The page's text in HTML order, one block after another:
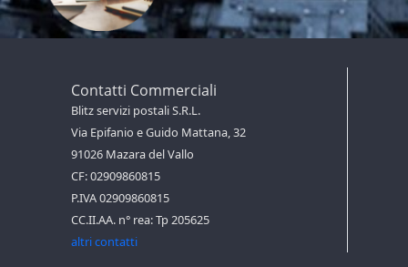
Contatti Commerciali
Blitz servizi postali S.R.L.
Via Epifanio e Guido Mattana, 32
91026 Mazara del Vallo
CF: 02909860815
P.IVA 02909860815
CC.II.AA. n° rea: Tp 205625
altri contatti